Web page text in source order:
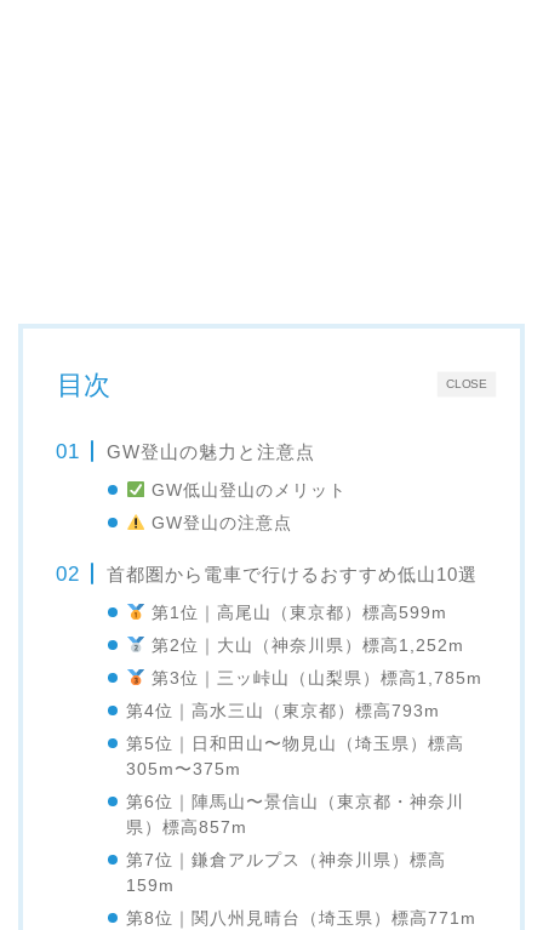
CLOSE
目次
GW登山の魅力と注意点
GW低山登山のメリット
GW登山の注意点
首都圏から電車で行けるおすすめ低山10選
第1位｜高尾山（東京都）標高599m
第2位｜大山（神奈川県）標高1,252m
第3位｜三ッ峠山（山梨県）標高1,785m
第4位｜高水三山（東京都）標高793m
第5位｜日和田山〜物見山（埼玉県）標高
305m〜375m
第6位｜陣馬山〜景信山（東京都・神奈川
県）標高857m
第7位｜鎌倉アルプス（神奈川県）標高
159m
第8位｜関八州見晴台（埼玉県）標高771m